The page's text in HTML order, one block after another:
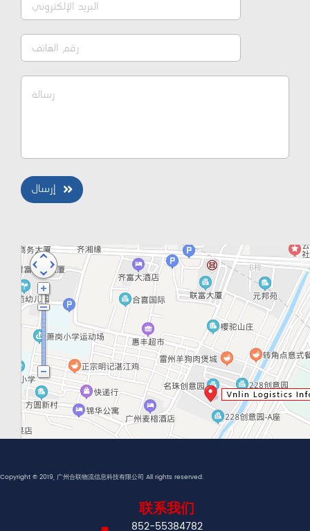
إرسال
联系我们
852-55384782
Copyright © 2019, 广州合联物流信息科技有限公司 All rights reserved.